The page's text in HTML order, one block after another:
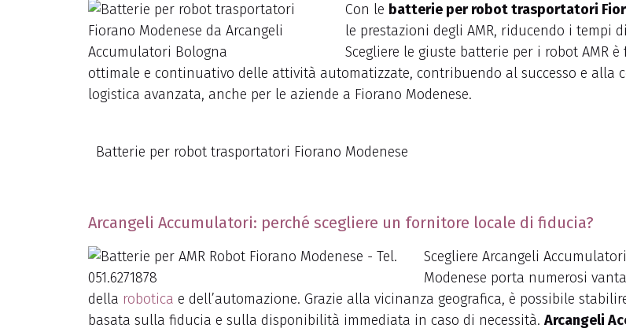
Con le batterie per robot trasportatori
le prestazioni degli AMR, riducendo i
Scegliere le giuste batterie per i robot AMR
ottimale e continuativo delle attività automatizzate, contribuendo al successo e alla
logistica avanzata, anche per le aziende a Fiorano Modenese.
Batterie per robot trasportatori Fiorano Modenese
Arcangeli Accumulatori: perché scegliere un fornitore locale di fiducia?
Scegliere Arcangeli
Modenese porta numerosi
della robotica e dell’automazione. Grazie alla vicinanza geografica, è possibile
basata sulla fiducia e sulla disponibilità immediata in caso di necessità. Arcangeli